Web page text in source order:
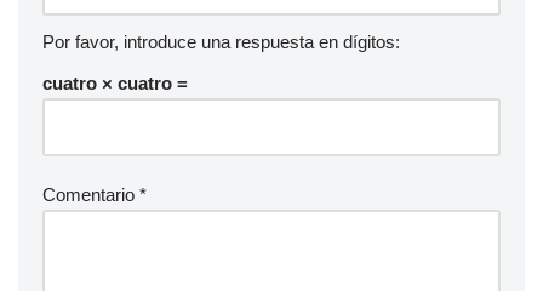
Por favor, introduce una respuesta en dígitos:
cuatro × cuatro =
Comentario *